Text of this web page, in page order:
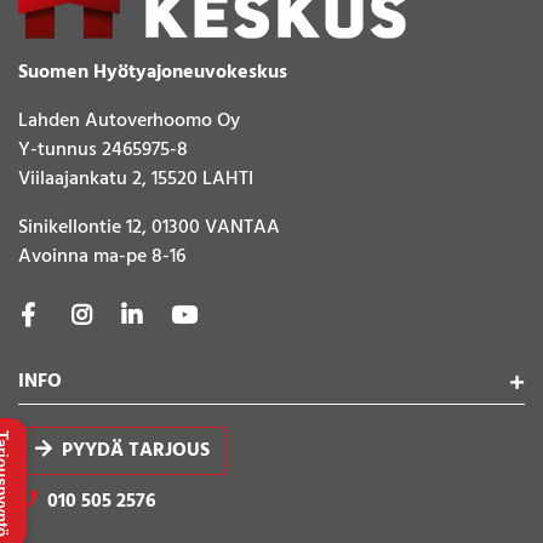
Suomen Hyötyajoneuvokeskus
Lahden Autoverhoomo Oy
Y-tunnus 2465975-8
Viilaajankatu 2, 15520 LAHTI
Sinikellontie 12, 01300 VANTAA
Avoinna ma-pe 8-16
INFO
PYYDÄ TARJOUS
010 505 2576